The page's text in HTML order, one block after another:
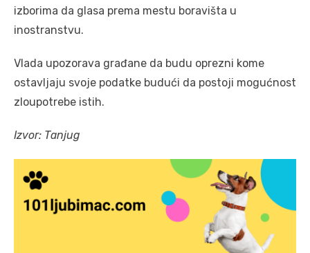
izborima da glasa prema mestu boravišta u
inostranstvu.
Vlada upozorava građane da budu oprezni kome
ostavljaju svoje podatke budući da postoji mogućnost
zloupotrebe istih.
Izvor: Tanjug